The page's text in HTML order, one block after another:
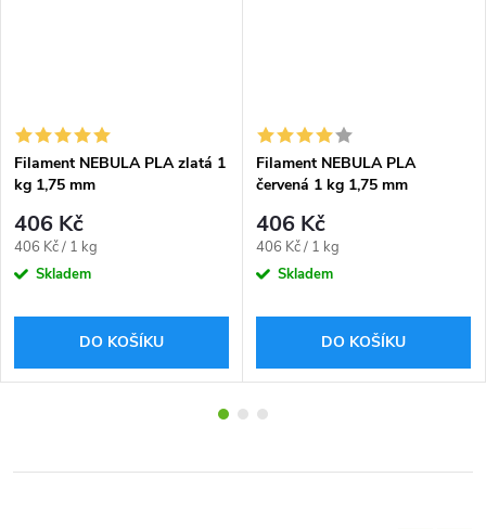
Filament NEBULA PLA zlatá 1
kg 1,75 mm
406 Kč
Měrná
cena:
406 Kč / 1 kg
Skladem
DO KOŠÍKU
Filament NEBULA PLA
červená 1 kg 1,75 mm
406 Kč
Měrná
cena:
406 Kč / 1 kg
Skladem
DO KOŠÍKU